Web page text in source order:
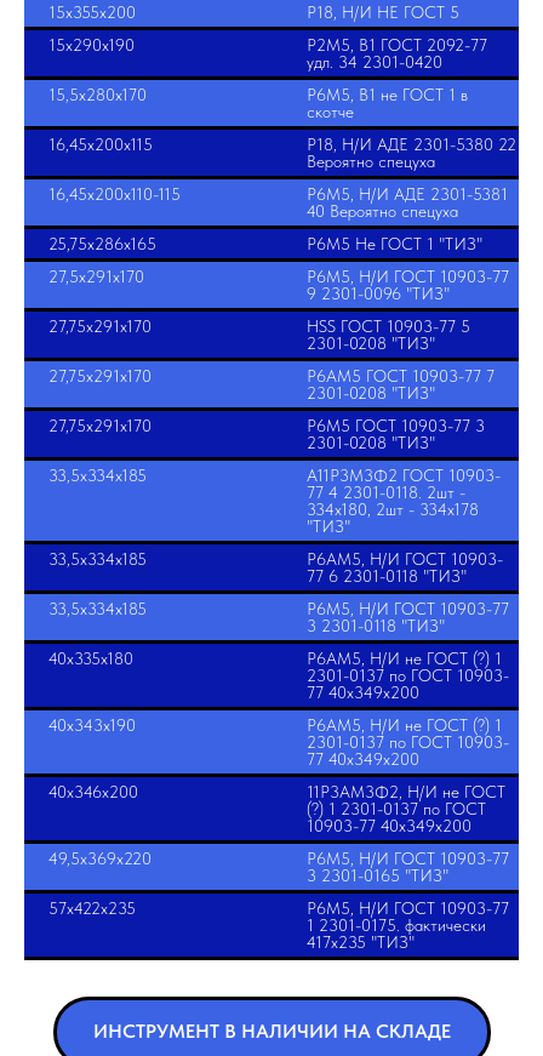
15х355х200
Р18, Н/И НЕ ГОСТ 5
15х290х190
Р2М5, В1 ГОСТ 2092-77
удл. 34 2301-0420
15,5х280х170
Р6М5, В1 не ГОСТ 1 в
скотче
16,45х200х115
Р18, Н/И АДЕ 2301-5380 22
Вероятно спецуха
16,45х200х110-115
Р6М5, Н/И АДЕ 2301-5381
40 Вероятно спецуха
25,75х286х165
Р6М5 Не ГОСТ 1 "ТИЗ"
27,5х291х170
Р6М5, Н/И ГОСТ 10903-77
9 2301-0096 "ТИЗ"
27,75х291х170
HSS ГОСТ 10903-77 5
2301-0208 "ТИЗ"
27,75х291х170
Р6АМ5 ГОСТ 10903-77 7
2301-0208 "ТИЗ"
27,75х291х170
Р6М5 ГОСТ 10903-77 3
2301-0208 "ТИЗ"
33,5х334х185
А11Р3М3Ф2 ГОСТ 10903-
77 4 2301-0118. 2шт -
334х180, 2шт - 334х178
"ТИЗ"
33,5х334х185
Р6АМ5, Н/И ГОСТ 10903-
77 6 2301-0118 "ТИЗ"
33,5х334х185
Р6М5, Н/И ГОСТ 10903-77
3 2301-0118 "ТИЗ"
40х335х180
Р6АМ5, Н/И не ГОСТ (?) 1
2301-0137 по ГОСТ 10903-
77 40х349х200
40х343х190
Р6АМ5, Н/И не ГОСТ (?) 1
2301-0137 по ГОСТ 10903-
77 40х349х200
40х346х200
11Р3АМ3Ф2, Н/И не ГОСТ
(?) 1 2301-0137 по ГОСТ
10903-77 40х349х200
49,5х369х220
Р6М5, Н/И ГОСТ 10903-77
3 2301-0165 "ТИЗ"
57х422х235
Р6М5, Н/И ГОСТ 10903-77
1 2301-0175. фактически
417х235 "ТИЗ"
ИНСТРУМЕНТ В НАЛИЧИИ НА СКЛАДЕ